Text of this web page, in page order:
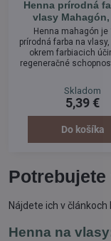
Henna prírodná
vlasy Mahagón,
Henna mahagón je
prírodná farba na
okrem farbiacich
regeneračné
vitamíny, vlasy jej
získajú lesk, Henna
tvoreniu lupín a je
pri alergiách kože
ochoreniach vlasov.
chemických
Skladom
5,39 €
Do košíka
Nájdete ich v článkoch
Henna na